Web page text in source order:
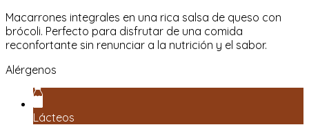
Macarrones integrales en una rica salsa de queso con
brócoli. Perfecto para disfrutar de una comida
reconfortante sin renunciar a la nutrición y el sabor.
Alérgenos
Lácteos